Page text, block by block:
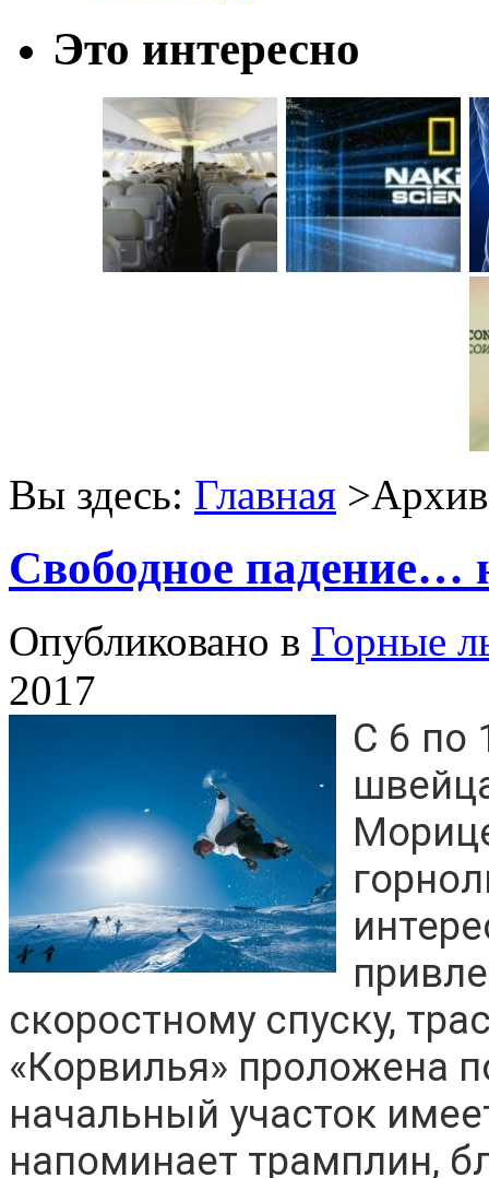
Это интересно
Вы здесь: Главная >Архив
Свободное падение…
Опубликовано в Горные
2017
С 6 по
скоростному спуску,
«Корвилья» проложена
начальный участок
напоминает трамплин,